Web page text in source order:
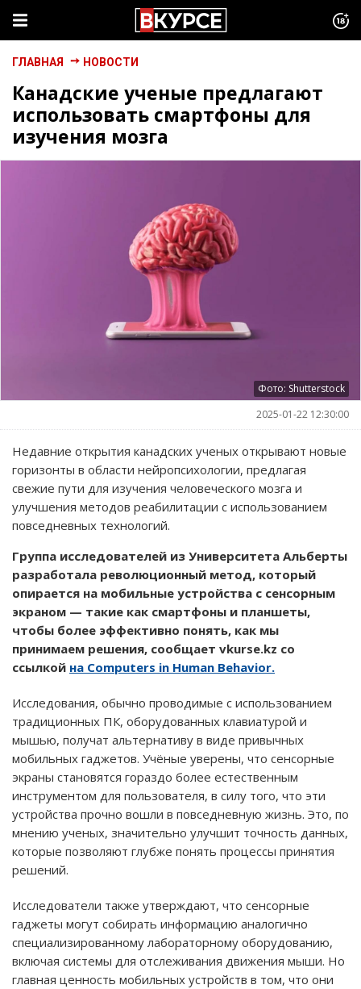
ГЛАВНАЯ НОВОСТИ
Канадские ученые предлагают
использовать смартфоны для
изучения мозга
Фото: Shutterstock
2025-01-22 12:30:00
Недавние открытия канадских ученых открывают новые
горизонты в области нейропсихологии, предлагая
свежие пути для изучения человеческого мозга и
улучшения методов реабилитации с использованием
повседневных технологий.
Группа исследователей из Университета Альберты
разработала революционный метод, который
опирается на мобильные устройства с сенсорным
экраном — такие как смартфоны и планшеты,
чтобы более эффективно понять, как мы
принимаем решения, сообщает vkurse.kz со
ссылкой на Computers in Human Behavior.
Исследования, обычно проводимые с использованием
традиционных ПК, оборудованных клавиатурой и
мышью, получат альтернативу в виде привычных
мобильных гаджетов. Учёные уверены, что сенсорные
экраны становятся гораздо более естественным
инструментом для пользователя, в силу того, что эти
устройства прочно вошли в повседневную жизнь. Это, по
мнению ученых, значительно улучшит точность данных,
которые позволяют глубже понять процессы принятия
решений.
Исследователи также утверждают, что сенсорные
гаджеты могут собирать информацию аналогично
специализированному лабораторному оборудованию,
включая системы для отслеживания движения мыши. Но
главная ценность мобильных устройств в том, что они